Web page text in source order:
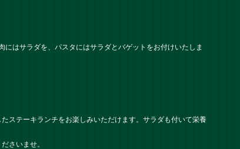
はサラダを、パスタにはサラダとバゲットをお付けいたしま
ステーキランチをお楽しみいただけます。サラダも付いて栄養
さいませ。